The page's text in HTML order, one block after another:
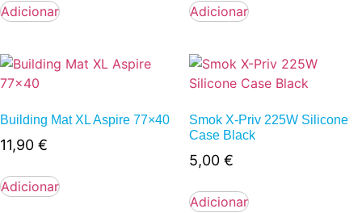
Adicionar Adicionar
Building Mat XL Aspire 77×40
11,90 €
Adicionar
Smok X-Priv 225W Silicone
Case Black
5,00 €
Adicionar